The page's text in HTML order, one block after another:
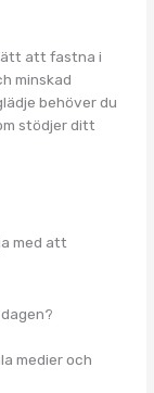
att fastna i
minskad
behöver du
stödjer ditt
med att
medier och